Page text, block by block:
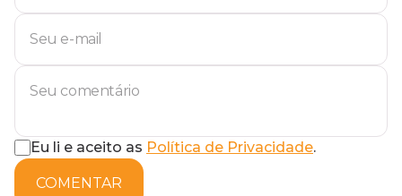
Eu li e aceito as Política de Privacidade.
COMENTAR